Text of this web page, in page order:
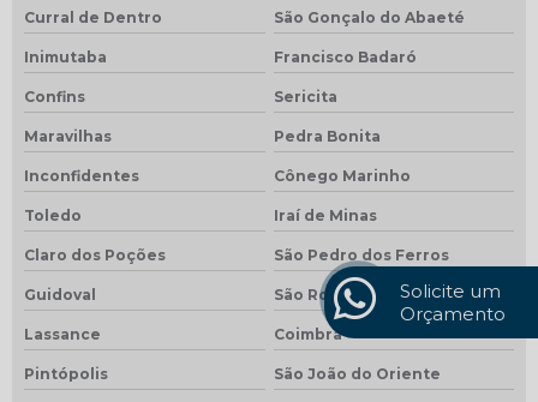
Curral de Dentro São Gonçalo do Abaeté
Inimutaba Francisco Badaró
Confins Sericita
Maravilhas Pedra Bonita
Inconfidentes Cônego Marinho
Toledo Iraí de Minas
Claro dos Poções São Pedro dos Ferros
Guidoval São Roque de Minas
Lassance Coimbra
Pintópolis São João do Oriente
Solicite um
Orçamento